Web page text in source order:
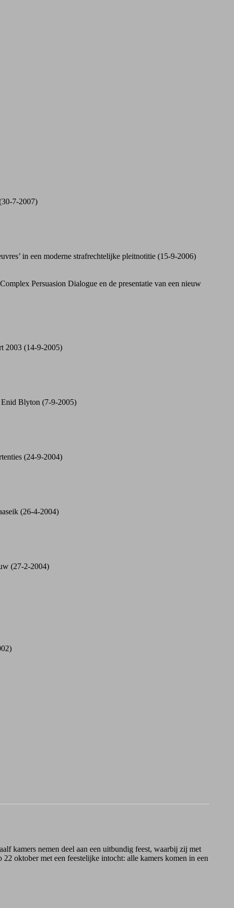
7-2007)
in een moderne strafrechtelijke pleitnotitie (15-9-2006)
Persuasion Dialogue en de presentatie van een nieuw
2003 (14-9-2005)
Enid Blyton (7-9-2005)
(24-9-2004)
(26-4-2004)
(27-2-2004)
kamers nemen deel aan een uitbundig feest, waarbij zij met
oktober met een feestelijke intocht: alle kamers komen in een